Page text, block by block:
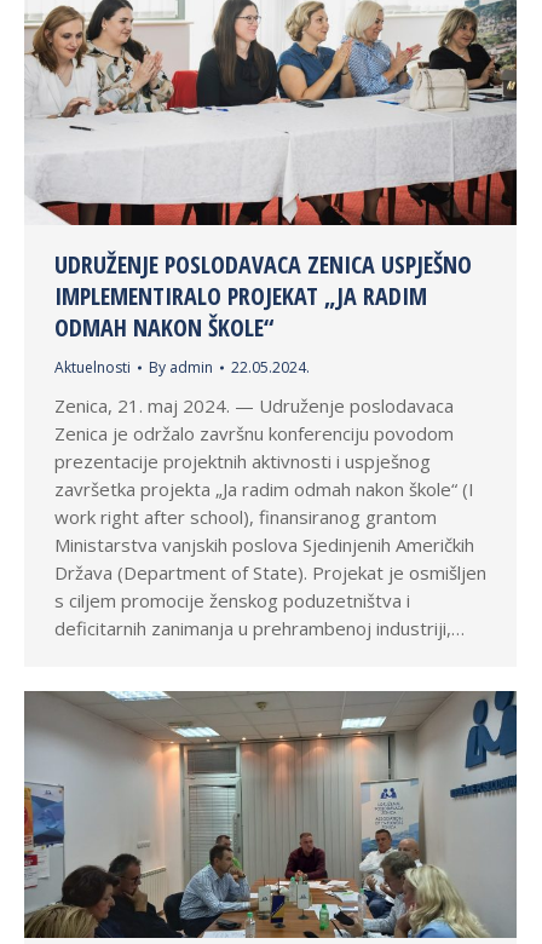
UDRUŽENJE POSLODAVACA ZENICA USPJEŠNO
IMPLEMENTIRALO PROJEKAT „JA RADIM
ODMAH NAKON ŠKOLE“
Aktuelnosti By admin 22.05.2024.
Zenica, 21. maj 2024. — Udruženje poslodavaca
Zenica je održalo završnu konferenciju povodom
prezentacije projektnih aktivnosti i uspješnog
završetka projekta „Ja radim odmah nakon škole“ (I
work right after school), finansiranog grantom
Ministarstva vanjskih poslova Sjedinjenih Američkih
Država (Department of State). Projekat je osmišljen
s ciljem promocije ženskog poduzetništva i
deficitarnih zanimanja u prehrambenoj industriji,…